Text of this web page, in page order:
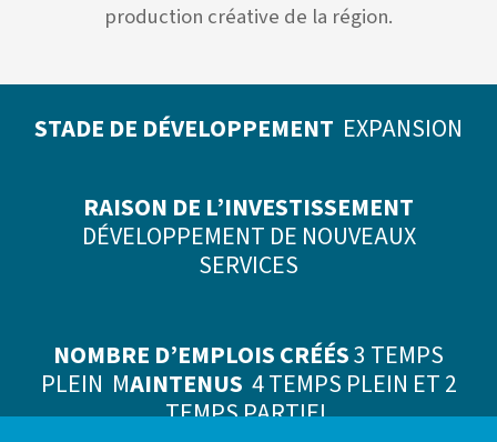
production créative de la région.
STADE DE DÉVELOPPEMENT EXPANSION
RAISON DE L’INVESTISSEMENT
DÉVELOPPEMENT DE NOUVEAUX
SERVICES
NOMBRE D’EMPLOIS CRÉÉS3 TEMPS
PLEIN MAINTENUS 4 TEMPS PLEIN ET 2
TEMPS PARTIEL